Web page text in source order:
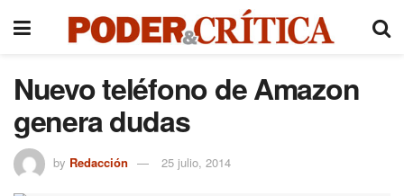
Nuevo teléfono de Amazon
genera dudas
by Redacción 25 julio, 2014